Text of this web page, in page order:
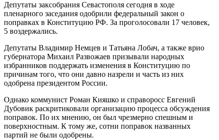
Депутаты заксобрания Севастополя сегодня в ходе
пленарного заседания одобрили федеральный закон о
поправках в Конституцию РФ. За проголосовали 17 человек,
5 воздержались.
Депутаты Владимир Немцев и Татьяна Лобач, а также врио
губернатора Михаил Развожаев призывали народных
избранников поддержать изменения в Конституцию по
причинам того, что они давно назрели и часть из них
одобрена президентом России.
Однако коммунист Роман Кияшко и справоросс Евгений
Дубовик раскритиковали организацию процесса обсуждения
поправок. По их мнению, он был чрезмерно спешным и
поверхностным. К тому же, сотни поправок названных
партий не были одобрены.